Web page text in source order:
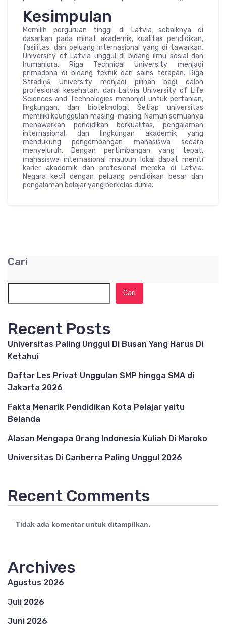
Kesimpulan
Memilih perguruan tinggi di Latvia sebaiknya di
dasarkan pada minat akademik, kualitas pendidikan,
fasilitas, dan peluang internasional yang di tawarkan.
University of Latvia unggul di bidang ilmu sosial dan
humaniora. Riga Technical University menjadi
primadona di bidang teknik dan sains terapan. Riga
Stradiņš University menjadi pilihan bagi calon
profesional kesehatan, dan Latvia University of Life
Sciences and Technologies menonjol untuk pertanian,
lingkungan, dan bioteknologi. Setiap universitas
memiliki keunggulan masing-masing. Namun semuanya
menawarkan pendidikan berkualitas, pengalaman
internasional, dan lingkungan akademik yang
mendukung pengembangan mahasiswa secara
menyeluruh. Dengan pertimbangan yang tepat,
mahasiswa internasional maupun lokal dapat meniti
karier akademik dan profesional mereka di Latvia.
Negara kecil dengan peluang pendidikan besar dan
pengalaman belajar yang berkelas dunia.
Cari
Cari
Recent Posts
Universitas Paling Unggul Di Busan Yang Harus Di
Ketahui
Daftar Les Privat Unggulan SMP hingga SMA di
Jakarta 2026
Fakta Menarik Pendidikan Kota Pelajar yaitu
Belanda
Alasan Mengapa Orang Indonesia Kuliah Di Maroko
Universitas Di Canberra Paling Unggul 2026
Recent Comments
Tidak ada komentar untuk ditampilkan.
Archives
Agustus 2026
Juli 2026
Juni 2026